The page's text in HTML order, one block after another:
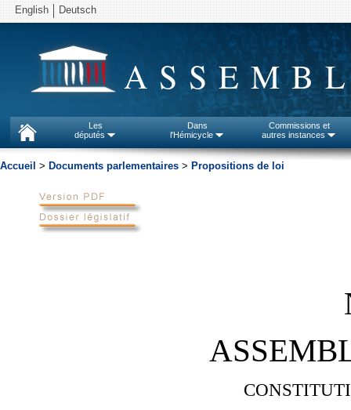
English Deutsch
Les
députés
Dans
l'Hémicycle
Commissions et
autres instances
Accueil > Documents parlementaires > Propositions de loi